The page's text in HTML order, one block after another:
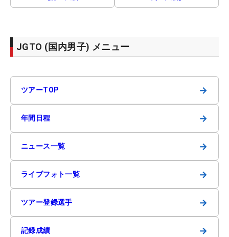
JGTO (国内男子) メニュー
ツアーTOP →
年間日程 →
ニュース一覧 →
ライブフォト一覧 →
ツアー登録選手 →
記録成績 →